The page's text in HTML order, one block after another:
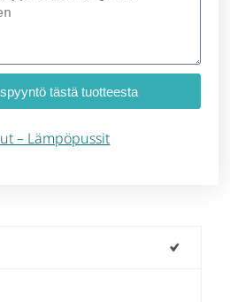
tästä tuotteesta
– Lämpöpussit